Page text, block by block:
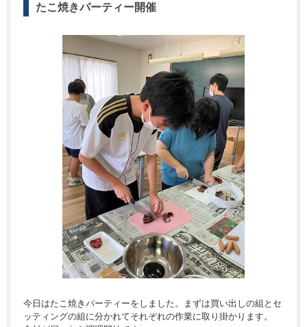
たこ焼きパーティー開催
今日はたこ焼きパーティーをしました。まずは買い出しの組とセ
ッティングの組に分かれてそれぞれの作業に取り掛かります。